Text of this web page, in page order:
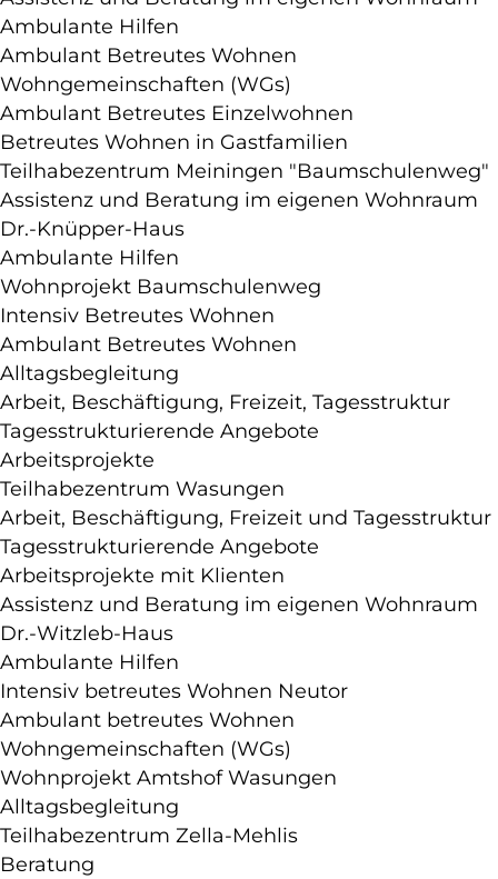
Ambulante Hilfen
Ambulant Betreutes Wohnen
Wohngemeinschaften (WGs)
Ambulant Betreutes Einzelwohnen
Betreutes Wohnen in Gastfamilien
Teilhabezentrum Meiningen "Baumschulenweg"
Assistenz und Beratung im eigenen Wohnraum
Dr.-Knüpper-Haus
Ambulante Hilfen
Wohnprojekt Baumschulenweg
Intensiv Betreutes Wohnen
Ambulant Betreutes Wohnen
Alltagsbegleitung
Arbeit, Beschäftigung, Freizeit, Tagesstruktur
Tagesstrukturierende Angebote
Arbeitsprojekte
Teilhabezentrum Wasungen
Arbeit, Beschäftigung, Freizeit und Tagesstruktur
Tagesstrukturierende Angebote
Arbeitsprojekte mit Klienten
Assistenz und Beratung im eigenen Wohnraum
Dr.-Witzleb-Haus
Ambulante Hilfen
Intensiv betreutes Wohnen Neutor
Ambulant betreutes Wohnen
Wohngemeinschaften (WGs)
Wohnprojekt Amtshof Wasungen
Alltagsbegleitung
Teilhabezentrum Zella-Mehlis
Beratung